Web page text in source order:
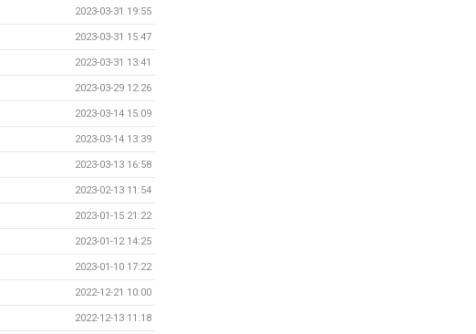
2023-03-31 19:55
2023-03-31 15:47
2023-03-31 13:41
2023-03-29 12:26
2023-03-14 15:09
2023-03-14 13:39
2023-03-13 16:58
2023-02-13 11:54
2023-01-15 21:22
2023-01-12 14:25
2023-01-10 17:22
2022-12-21 10:00
2022-12-13 11:18